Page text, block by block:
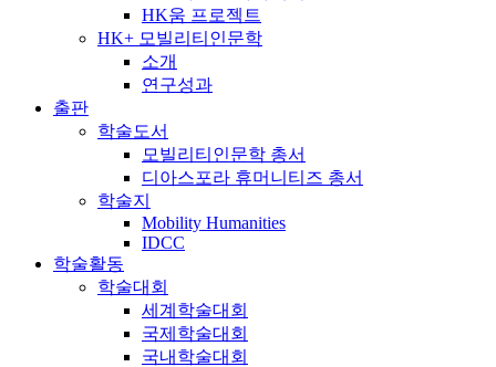
HK움 프로젝트
HK+ 모빌리티인문학
소개
연구성과
출판
학술도서
모빌리티인문학 총서
디아스포라 휴머니티즈 총서
학술지
Mobility Humanities
IDCC
학술활동
학술대회
세계학술대회
국제학술대회
국내학술대회